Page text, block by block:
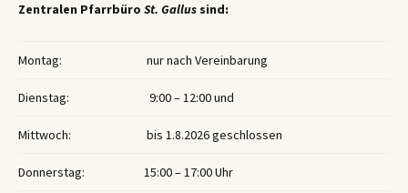
Zentralen Pfarrbüro St. Gallus sind:
Montag: nur nach Vereinbarung
Dienstag: 9:00 – 12:00 und
Mittwoch: bis 1.8.2026 geschlossen
Donnerstag: 15:00 – 17:00 Uhr